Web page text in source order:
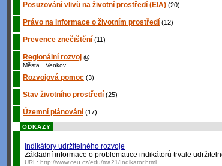
Posuzování vlivů na životní prostředí (EIA) (20)
Právo na informace o životním prostředí (12)
Prevence znečištění (11)
Regionální rozvoj @
Města - Venkov
Rozvojová pomoc (3)
Stav životního prostředí (25)
Územní plánování (17)
ODKAZY
Indikátory udržitelného rozvoje
Základní informace o problematice indikátorů trvale
URL: http://www.ceu.cz/edu/ma21/Indikator.html